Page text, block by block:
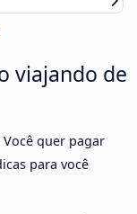
viajando de
quer pagar
para você